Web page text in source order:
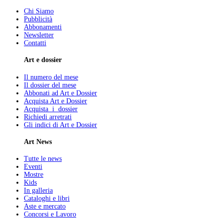
Chi Siamo
Pubblicità
Abbonamenti
Newsletter
Contatti
Art e dossier
Il numero del mese
Il dossier del mese
Abbonati ad Art e Dossier
Acquista Art e Dossier
Acquista i dossier
Richiedi arretrati
Gli indici di Art e Dossier
Art News
Tutte le news
Eventi
Mostre
Kids
In galleria
Cataloghi e libri
Aste e mercato
Concorsi e Lavoro